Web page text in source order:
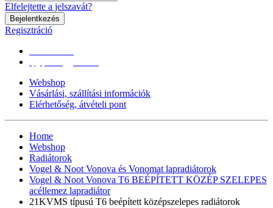
Elfelejtette a jelszavát?
Bejelentkezés
Regisztráció
Webshop
Vásárlási, szállítási információk
Elérhetőség, átvételi pont
Home
Webshop
Radiátorok
Vogel & Noot Vonova és Vonomat lapradiátorok
Vogel & Noot Vonova T6 BEÉPÍTETT KÖZÉP SZELEPES
acéllemez lapradiátor
21KVMS típusú T6 beépített középszelepes radiátorok